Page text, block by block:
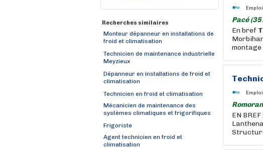
Recherches similaires
Monteur dépanneur en installations de
froid et climatisation
Technicien de maintenance industrielle
Meyzieux
Dépanneur en installations de froid et
climatisation
Technicien en froid et climatisation
Mécanicien de maintenance des
systèmes climatiques et frigorifiques
Frigoriste
Agent technicien en froid et
climatisation
Pacé
En bref
EN BREF